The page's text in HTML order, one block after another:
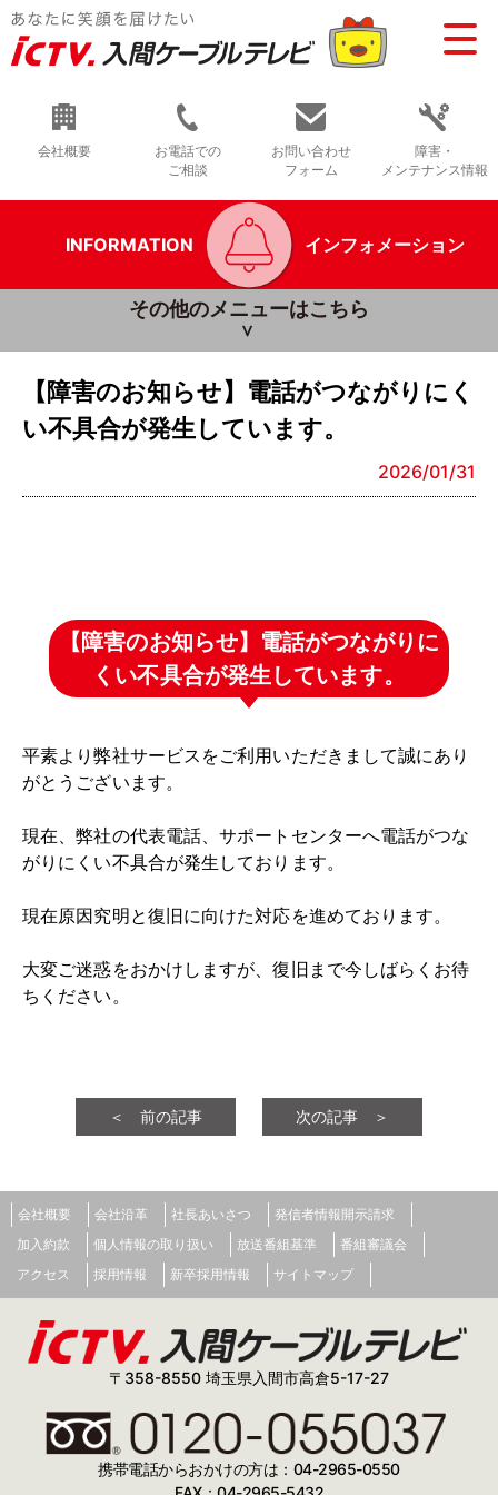
会社概要
お電話での
ご相談
お問い合わせ
フォーム
障害・
メンテナンス情報
INFORMATION インフォメーション
その他のメニューはこちら
【障害のお知らせ】電話がつながりにく
い不具合が発生しています。
2026/01/31
【障害のお知らせ】電話がつながりに
くい不具合が発生しています。
平素より弊社サービスをご利用いただきまして誠にあり
がとうございます。
現在、弊社の代表電話、サポートセンターへ電話がつな
がりにくい不具合が発生しております。
現在原因究明と復旧に向けた対応を進めております。
大変ご迷惑をおかけしますが、復旧まで今しばらくお待
ちください。
＜ 前の記事 次の記事 ＞
会社概要 会社沿革 社長あいさつ
発信者情報開示請求
加入約款
個人情報の取り扱い 放送番組基準
番組審議会
アクセス
採用情報 新卒採用情報 サイトマップ
〒358-8550 埼玉県入間市高倉5-17-27
携帯電話からおかけの方は：04-2965-0550